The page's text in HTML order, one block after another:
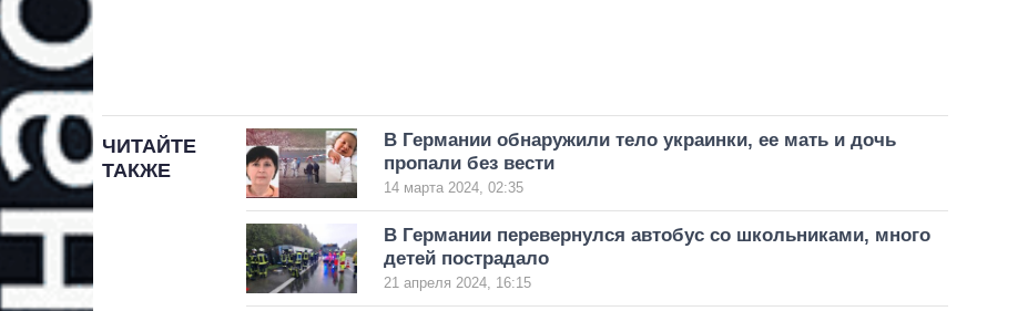
ЧИТАЙТЕ
ТАКЖЕ
В Германии обнаружили тело украинки, ее мать и дочь
пропали без вести
14 марта 2024, 02:35
В Германии перевернулся автобус со школьниками, много
детей пострадало
21 апреля 2024, 16:15